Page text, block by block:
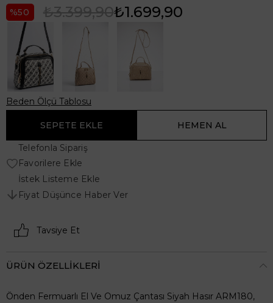
50
₺3.399,90₺1.699,90
Beden Ölçü Tablosu
Telefonla Sipariş
Favorilere Ekle
İstek Listeme Ekle
Fiyat Düşünce Haber Ver
Tavsiye Et
ÜRÜN ÖZELLIKLERI
Önden Fermuarlı El Ve Omuz Çantası Siyah Hasır ARM180,